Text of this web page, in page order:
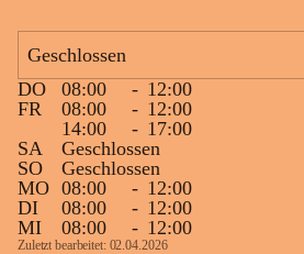
Geschlossen
DO
08:00 - 12:00
FR
08:00 - 12:00
14:00
- 17:00
SA
Geschlossen
SO
Geschlossen
MO 08:00 - 12:00
DI
08:00 - 12:00
MI
08:00 - 12:00
Zuletzt bearbeitet: 02.04.2026